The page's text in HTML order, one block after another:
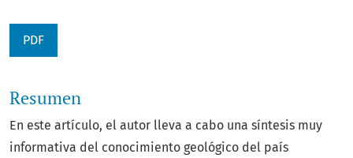
PDF
Resumen
En este artículo, el autor lleva a cabo una síntesis muy
informativa del conocimiento geológico del país